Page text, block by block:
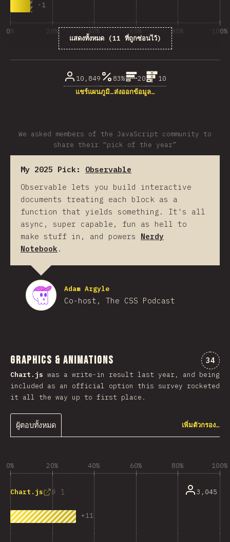
-1
แสดงทั้งหมด (11 ที่ถูกซ่อนไว้)
0% 20% 40% 60% 80% 100%
10,849 83% 20
10
แชร์แผนภูมิ…ส่งออกข้อมูล…
We asked members of the JavaScript community to
share their “pick of the year”
My 2025 Pick: Observable
Observable lets you build interactive
documents treating each block as a
function that yields something. It's all
async, super capable, fun as hell to
make stuff in, and powers Nerdy
Notebook .
Adam Argyle
Co-host, The CSS Podcast
Graphics & Animations ความ
34
Chart.js was a write-in result last year, and being
included as an official option this survey rocketed
it all the way up to first place.
ผู้ตอบทั้งหมด เพิ่มตัวกรอง…
0% 20% 40% 60% 80% 100%
1
Chart.js
+11
3,045